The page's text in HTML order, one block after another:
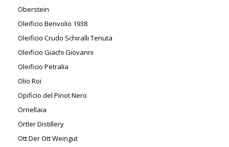
Oberstein
Oleificio Benvolio 1938
Oleificio Crudo Schiralli Tenuta
Oleificio Giachi Giovanni
Oleificio Petralia
Olio Roi
Opificio del Pinot Nero
Ornellaia
Ortler Distillery
Ott Der Ott Weingut